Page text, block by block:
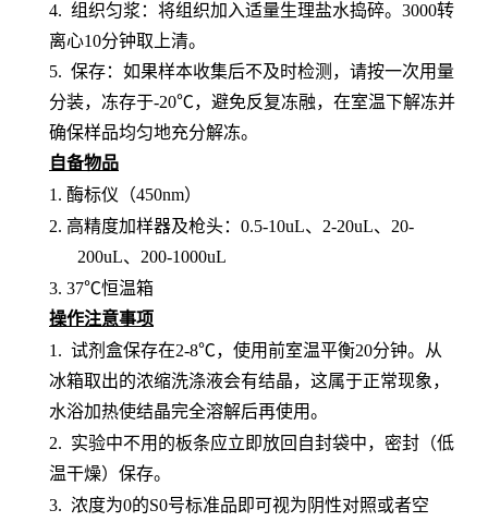
4. 组织匀浆：将组织加入适量生理盐水捣碎。3000转
离心10分钟取上清。
5. 保存：如果样本收集后不及时检测，请按一次用量
分装，冻存于-20℃，避免反复冻融，在室温下解冻并
确保样品均匀地充分解冻。
自备物品
1. 酶标仪（450nm）
2. 高精度加样器及枪头： 0.5-10uL、2-20uL、20-
200uL、200-1000uL
3. 37℃恒温箱
操作注意事项
1. 试剂盒保存在2-8℃，使用前室温平衡20分钟。从
冰箱取出的浓缩洗涤液会有结晶，这属于正常现象，
水浴加热使结晶完全溶解后再使用。
2. 实验中不用的板条应立即放回自封袋中，密封（低
温干燥）保存。
3. 浓度为0的S0号标准品即可视为阴性对照或者空